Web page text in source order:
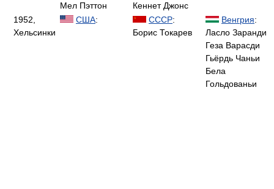
Мел Пэттон
Кеннет Джонс
1952,
Хельсинки
США: СССР:
Борис Токарев
Венгрия:
Ласло Заранди
Геза Варасди
Гьёрдь Чаньи
Бела
Гольдованьи